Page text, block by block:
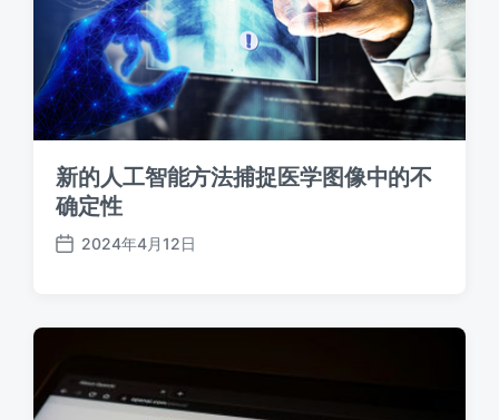
新的人工智能方法捕捉医学图像中的不
确定性
发
期
2024年4月12日